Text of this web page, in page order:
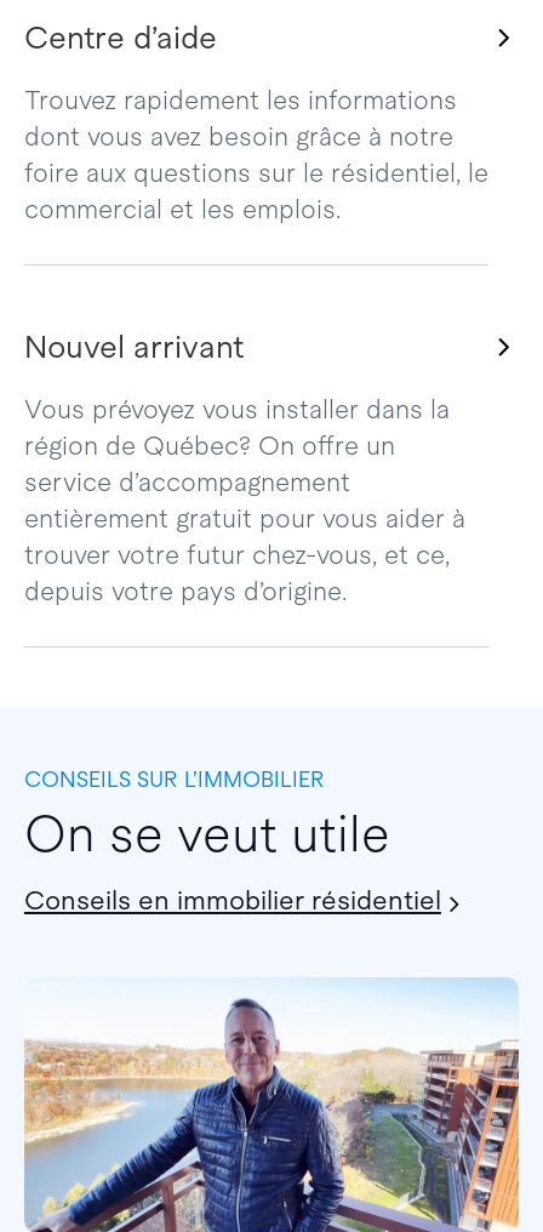
Centre d’aide
Trouvez rapidement les informations
dont vous avez besoin grâce à notre
foire aux questions sur le résidentiel, le
commercial et les emplois.
Nouvel arrivant
Vous prévoyez vous installer dans la
région de Québec? On offre un
service d’accompagnement
entièrement gratuit pour vous aider à
trouver votre futur chez-vous, et ce,
depuis votre pays d’origine.
CONSEILS SUR L’IMMOBILIER
On se veut utile
Conseils en immobilier résidentiel